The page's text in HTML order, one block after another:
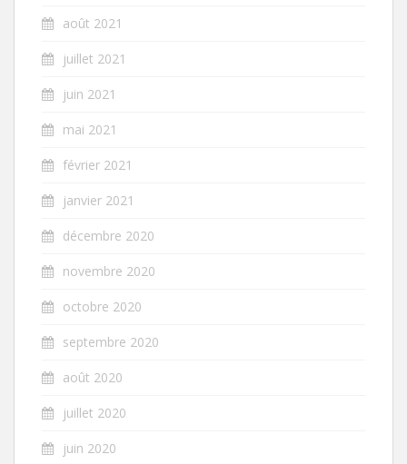
août 2021
juillet 2021
juin 2021
mai 2021
février 2021
janvier 2021
décembre 2020
novembre 2020
octobre 2020
septembre 2020
août 2020
juillet 2020
juin 2020